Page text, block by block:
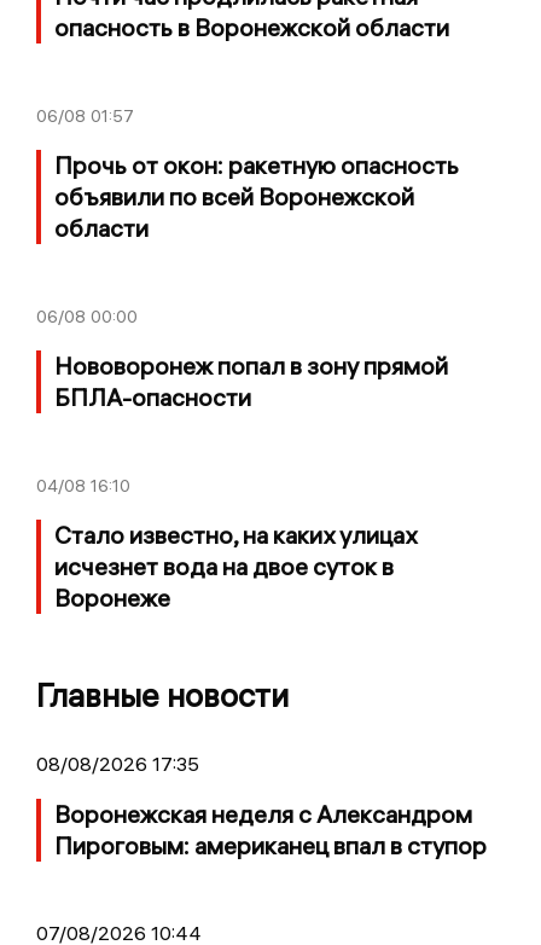
опасность в Воронежской области
06/08 01:57
Прочь от окон: ракетную опасность
объявили по всей Воронежской
области
06/08 00:00
Нововоронеж попал в зону прямой
БПЛА-опасности
04/08 16:10
Стало известно, на каких улицах
исчезнет вода на двое суток в
Воронеже
Главные новости
08/08/2026 17:35
Воронежская неделя с Александром
Пироговым: американец впал в ступор
07/08/2026 10:44